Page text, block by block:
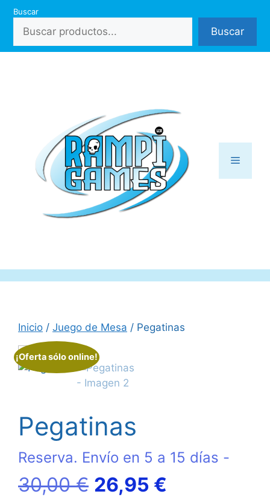
Saltar
contenido
Buscar
Buscar
Menú
Inicio / Juego de Mesa / Pegatinas
¡Oferta sólo online!
Pegatinas
Reserva. Envío en 5 a 15 días -
30,00€ El
26,95 €